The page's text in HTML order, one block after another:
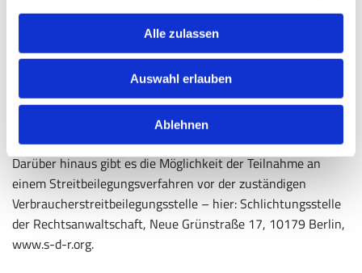
Alle zulassen
Auswahl erlauben
Ablehnen
Auftraggebern besteht auf Antrag die Möglichkeit der
außergerichtlichen Streitschlichtung bei der regionalen
Rechtsanwaltskammer Thüringen (gemäß § 73 Abs. 2 Nr. 3
i.V.m. § 73 Abs. 5 BRAO) oder bei der Schlichtungsstelle der
Rechtsanwaltschaft (§ 191f BRAO) bei der
Bundesrechtsanwaltskammer, im Internet zu finden über die
Homepage der Bundesrechtsanwaltskammer (www.brak.de).
Darüber hinaus gibt es die Möglichkeit der Teilnahme an
einem Streitbeilegungsverfahren vor der zuständigen
Verbraucherstreitbeilegungsstelle – hier: Schlichtungsstelle
der Rechtsanwaltschaft, Neue Grünstraße 17, 10179 Berlin,
www.s-d-r.org.